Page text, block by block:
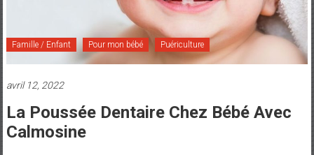
Maman
Famille / Enfant Pour mon bébé Puériculture
avril 12, 2022
La Poussée Dentaire Chez Bébé Avec
Calmosine